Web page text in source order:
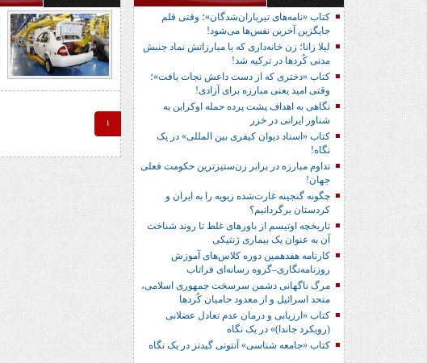
کتاب «نامه‌های تیرباران‌شدگان»؛ وقتی قلم
جایگزین آخرین نفس‌ها می‌شود!
لیلا زانا؛ زن خانه‌داری که با مبارزاتش نماد جنبش
مدنی کُردها در ترکیه شد!
کتاب «دختری که از دست داعش نجات یافت»؛
وقتی امید یعنی مبارزه برای آزادی!
نگاهی به اهداف پشت پرده حمله اوکراین به
شناور ایرانی در خزر
کتاب «اسناد دیوان کیفری بین المللی» در یک
نگاه!
تداوم مبارزه در برابر زن‌ستیزترین حکومت فعلی
جهان!
چگونه گنجینه غارت‌شده زیویه را به ایران و
کردستان برگردانیم؟
تاریخچه اوتیسم از باورهای غلط تا روند شناخت
آن به عنوان یک بیماری ژنتیکی
کارنامه هفدهمین دوره کلاس‌های آموزش
روزنامه‌نگاری–گروه رسانه‌ای فراتاب
مرگ ناگهانی دشمن سرسخت جمهوری اسلامی،
متحد اسرائیل و از معدود حامیان کُردها
کتاب «ارزیابی و درمان عدم تعادل عضلانی
(رویکرد جاندا)» در یک نگاه
کتاب «جامعه شناسی» آنتونی گیدنز در یک نگاه
1